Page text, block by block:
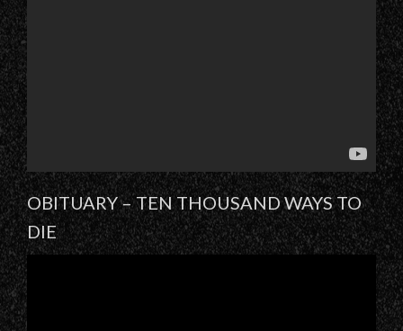
OBITUARY – TEN THOUSAND WAYS TO
DIE